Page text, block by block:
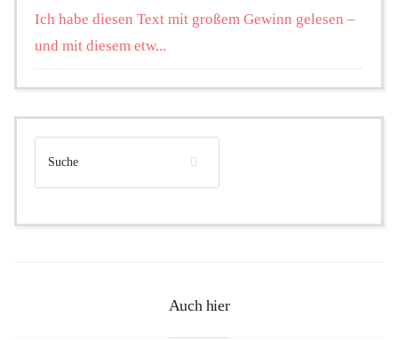
Ich habe diesen Text mit großem Gewinn gelesen –
und mit diesem etw...
Auch hier